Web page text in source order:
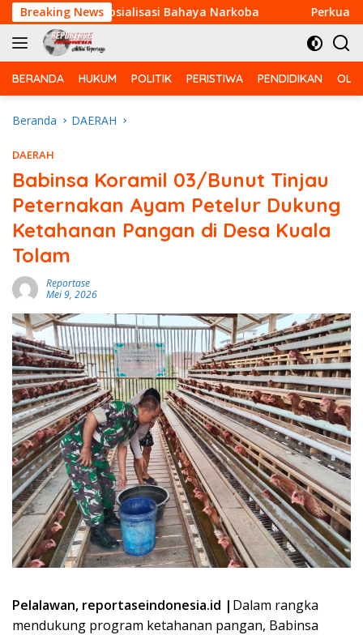
Langsung
ke
konten
Breaking News
Sosialisasi Bahaya Narkoba Perkuat
BERANDA HUKUM POLITIK PERISTIWA PENDIDIKAN
Beranda DAERAH
DAERAH
Babinsa Koramil 03/Bunut Tinjau
Peternakan Ayam Petelur Dukung
Ketahanan Pangan di Desa Kuala
Tolam
Reportase
Mei 9, 2026
Pelalawan, reportaseindonesia.id | Dalam rangka
mendukung program ketahanan pangan, Babinsa